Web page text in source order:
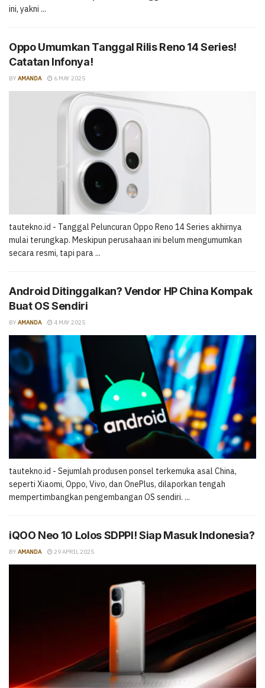
ini, yakni ...
Oppo Umumkan Tanggal Rilis Reno 14 Series!
Catatan Infonya!
BY AMANDA 6 MAY 2025
tautekno.id - Tanggal Peluncuran Oppo Reno 14 Series akhirnya
mulai terungkap. Meskipun perusahaan ini belum mengumumkan
secara resmi, tapi para ...
Android Ditinggalkan? Vendor HP China Kompak
Buat OS Sendiri
BY AMANDA 4 MAY 2025
tautekno.id - Sejumlah produsen ponsel terkemuka asal China,
seperti Xiaomi, Oppo, Vivo, dan OnePlus, dilaporkan tengah
mempertimbangkan pengembangan OS sendiri. ...
iQOO Neo 10 Lolos SDPPI! Siap Masuk Indonesia?
BY AMANDA 29 APRIL 2025